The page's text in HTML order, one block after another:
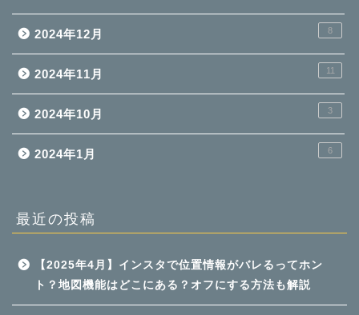
2024年12月 8
2024年11月 11
2024年10月 3
2024年1月 6
最近の投稿
【2025年4月】インスタで位置情報がバレるってホン
ト？地図機能はどこにある？オフにする方法も解説